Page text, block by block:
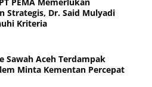
Strategis, Dr. Said Mulyadi
Kriteria
Sawah Aceh Terdampak
Minta Kementan Percepat